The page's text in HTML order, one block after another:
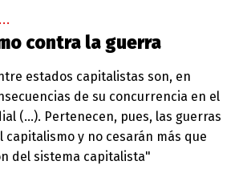
contra la guerra
estados capitalistas son, en
de su concurrencia en el
(…). Pertenecen, pues, las guerras
capitalismo y no cesarán más que
del sistema capitalista"